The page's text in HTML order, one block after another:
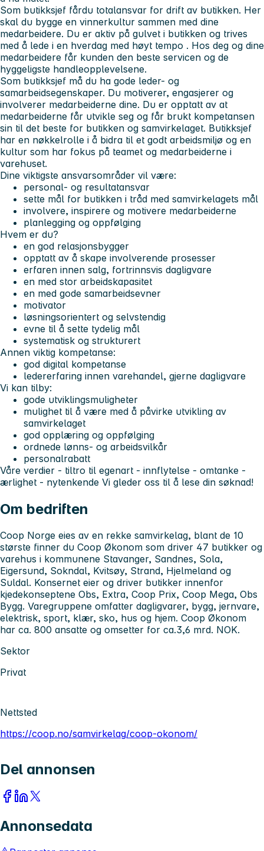
Som butikksjef fårdu totalansvar for drift av butikken. Her
skal du bygge en vinnerkultur sammen med dine
medarbeidere. Du er aktiv på gulvet i butikken og trives
med å lede i en hverdag med høyt tempo . Hos deg og dine
medarbeidere får kunden den beste servicen og de
hyggeligste handleopplevelsene.
Som butikksjef må du ha gode leder- og
samarbeidsegenskaper. Du motiverer, engasjerer og
involverer medarbeiderne dine. Du er opptatt av at
medarbeiderne får utvikle seg og får brukt kompetansen
sin til det beste for butikken og samvirkelaget. Butikksjef
har en nøkkelrolle i å bidra til et godt arbeidsmiljø og en
kultur som har fokus på teamet og medarbeiderne i
varehuset.
Dine viktigste ansvarsområder vil være:
personal- og resultatansvar
sette mål for butikken i tråd med samvirkelagets mål
involvere, inspirere og motivere medarbeiderne
planlegging og oppfølging
Hvem er du?
en god relasjonsbygger
opptatt av å skape involverende prosesser
erfaren innen salg, fortrinnsvis dagligvare
en med stor arbeidskapasitet
en med gode samarbeidsevner
motivator
løsningsorientert og selvstendig
evne til å sette tydelig mål
systematisk og strukturert
Annen viktig kompetanse:
god digital kompetanse
ledererfaring innen varehandel, gjerne dagligvare
Vi kan tilby:
gode utviklingsmuligheter
mulighet til å være med å påvirke utvikling av
samvirkelaget
god opplæring og oppfølging
ordnede lønns- og arbeidsvilkår
personalrabatt
Våre verdier - tiltro til egenart - innflytelse - omtanke -
ærlighet - nytenkende Vi gleder oss til å lese din søknad!
Om bedriften
Coop Norge eies av en rekke samvirkelag, blant de 10
største finner du Coop Økonom som driver 47 butikker og
varehus i kommunene Stavanger, Sandnes, Sola,
Eigersund, Sokndal, Kvitsøy, Strand, Hjelmeland og
Suldal. Konsernet eier og driver butikker innenfor
kjedekonseptene Obs, Extra, Coop Prix, Coop Mega, Obs
Bygg. Varegruppene omfatter dagligvarer, bygg, jernvare,
elektrisk, sport, klær, sko, hus og hjem. Coop Økonom
har ca. 800 ansatte og omsetter for ca.3,6 mrd. NOK.
Sektor
Privat
Nettsted
https://coop.no/samvirkelag/coop-okonom/
Del annonsen
Annonsedata